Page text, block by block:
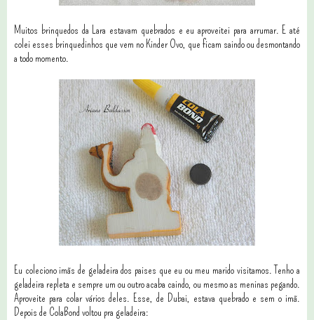
Muitos brinquedos da Lara estavam quebrados e eu aproveitei para arrumar. E até
colei esses brinquedinhos que vem no Kinder Ovo, que ficam saindo ou desmontando
a todo momento.
Eu coleciono imãs de geladeira dos paises que eu ou meu marido visitamos. Tenho a
geladeira repleta e sempre um ou outro acaba caindo, ou mesmo as meninas pegando.
Aproveite para colar vários deles. Esse, de Dubai, estava quebrado e sem o imã.
Depois de ColaBond voltou pra geladeira: